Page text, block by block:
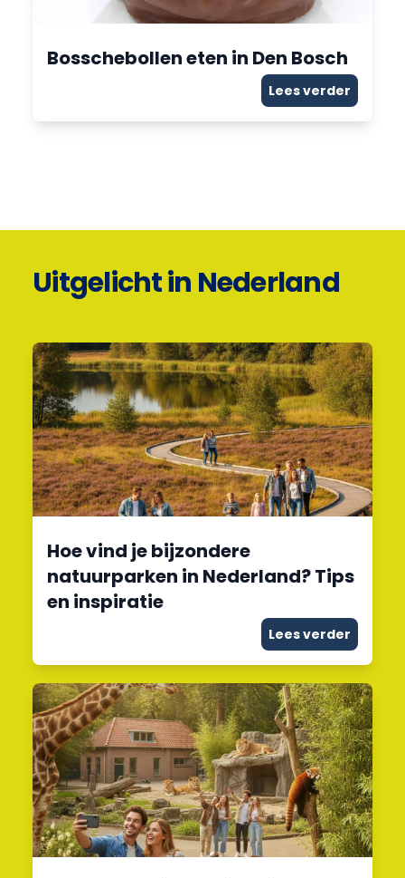
Bosschebollen eten in Den Bosch
Lees verder
Uitgelicht in Nederland
Hoe vind je bijzondere
natuurparken in Nederland? Tips
en inspiratie
Lees verder